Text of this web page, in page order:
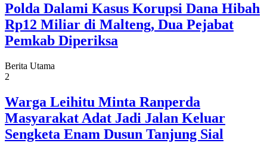
Polda Dalami Kasus Korupsi Dana Hibah
Rp12 Miliar di Malteng, Dua Pejabat
Pemkab Diperiksa
Berita Utama
2
Warga Leihitu Minta Ranperda
Masyarakat Adat Jadi Jalan Keluar
Sengketa Enam Dusun Tanjung Sial